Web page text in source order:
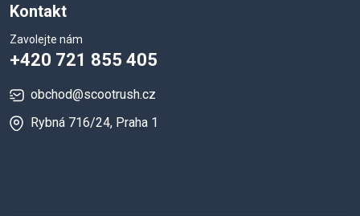
Kontakt
Zavolejte nám
+420 721 855 405
obchod@scootrush.cz
Rybná 716/24, Praha 1